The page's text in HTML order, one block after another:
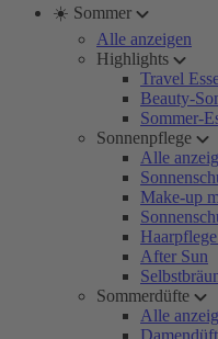
☀️ Sommer
Alle anzeigen
Highlights
Travel
Beauty-
Sommer-
Sonnenpflege
Alle
Make-up
After Sun
Sommerdüfte
Alle